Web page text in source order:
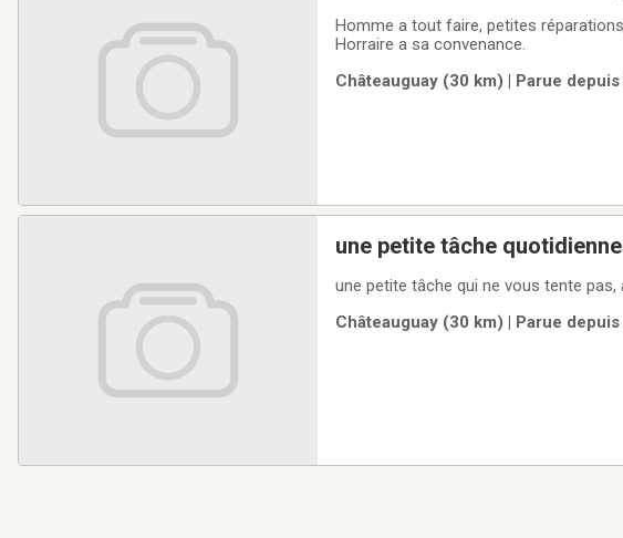
Homme a tout faire, petites
Horraire a sa convenance.
Châteauguay (30 km) | Parue
une petite tâche
une petite tâche qui ne vous tente pas,
Châteauguay (30 km) | Parue